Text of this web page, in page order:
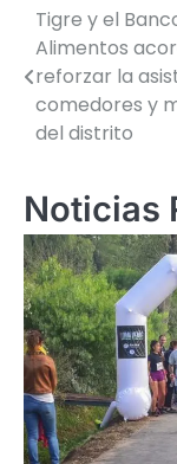
de
entradas
Tigre y el
Alimentos
reforzar la
comedores y
del distrito
Noticias